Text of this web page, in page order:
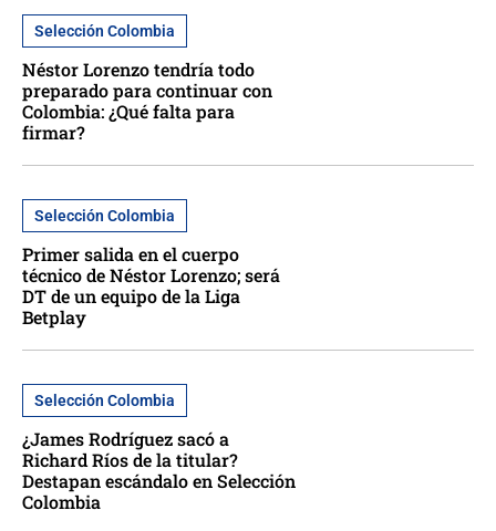
Selección Colombia
Néstor Lorenzo tendría todo
preparado para continuar con
Colombia: ¿Qué falta para
firmar?
Selección Colombia
Primer salida en el cuerpo
técnico de Néstor Lorenzo; será
DT de un equipo de la Liga
Betplay
Selección Colombia
¿James Rodríguez sacó a
Richard Ríos de la titular?
Destapan escándalo en Selección
Colombia